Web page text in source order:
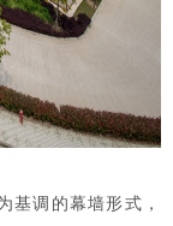
基调的幕墙形式，